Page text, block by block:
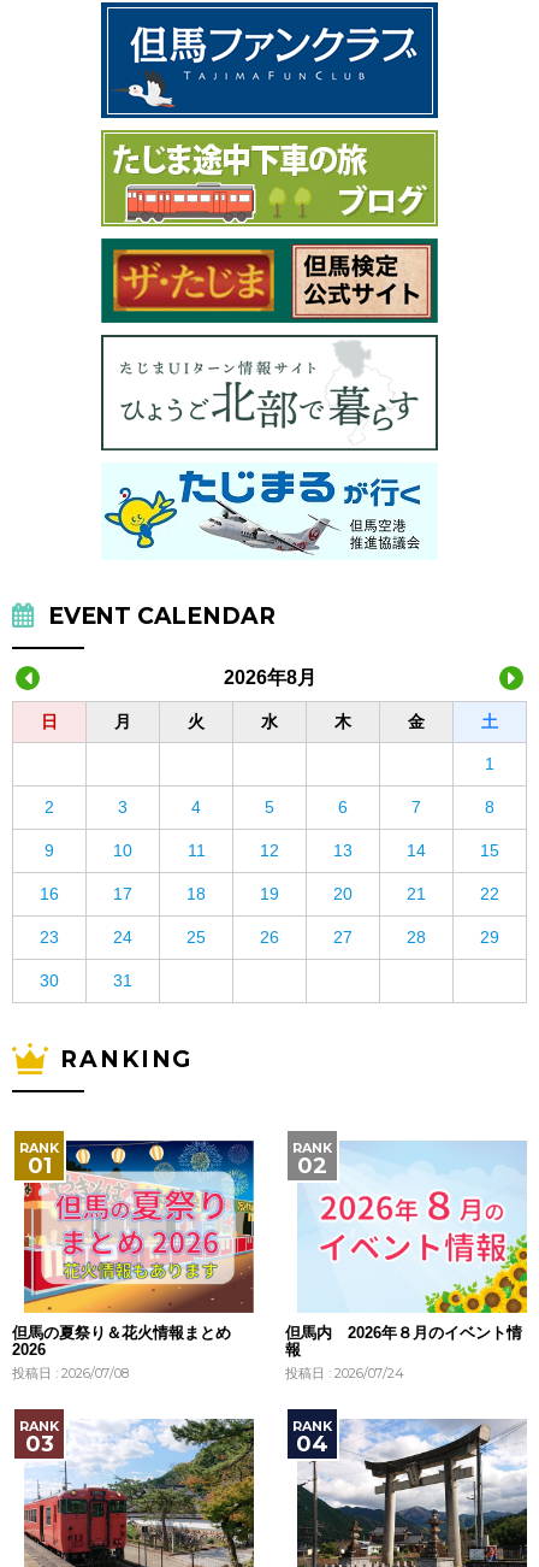
EVENT CALENDAR
2026年8月
日 月 火 水 木 金 土
1
2 3 4 5 6 7 8
9 10 11 12 13 14 15
16 17 18 19 20 21 22
23 24 25 26 27 28 29
30 31
RANKING
但馬の夏祭り＆花火情報まとめ
2026
投稿日 : 2026/07/08
但馬内 2026年８月のイベント情
報
投稿日 : 2026/07/24